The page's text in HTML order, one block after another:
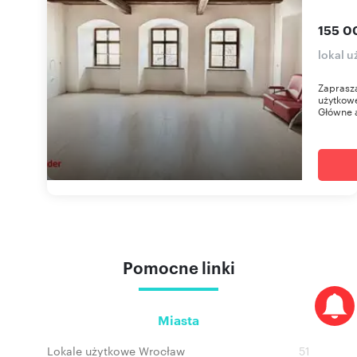
155
lokal
Pomocne linki
Miasta
Lokale użytkowe Wrocław 51